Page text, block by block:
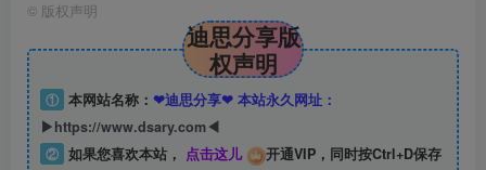
© 版权声明
迪思分享版
权声明
① 本网站名称： ❤迪思分享❤ 本站永久网址：
▶https://www.dsary.com◀
② 如果您喜欢本站， 点击这儿
开通VIP，同时按Ctrl+D保存